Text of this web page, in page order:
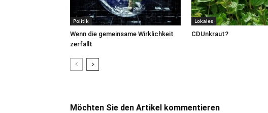
Politik
Wenn die gemeinsame Wirklichkeit
zerfällt
Lokales
CDUnkraut?
Möchten Sie den Artikel kommentieren